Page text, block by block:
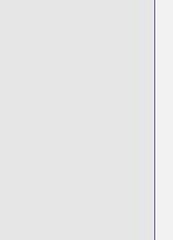
detail/